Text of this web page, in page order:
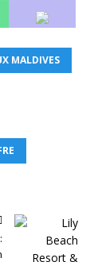
MALDIVES